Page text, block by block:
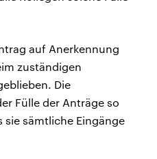
auf Anerkennung
zuständigen
Die
Fülle der Anträge so
sämtliche Eingänge